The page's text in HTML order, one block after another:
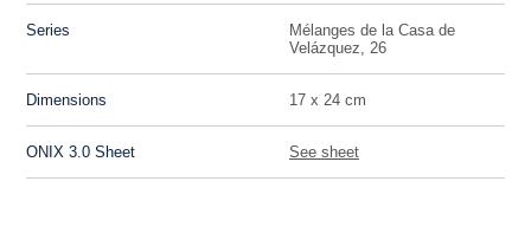
Series
Mélanges de la Casa de
Velázquez, 26
Dimensions 17 x 24 cm
ONIX 3.0 Sheet See sheet